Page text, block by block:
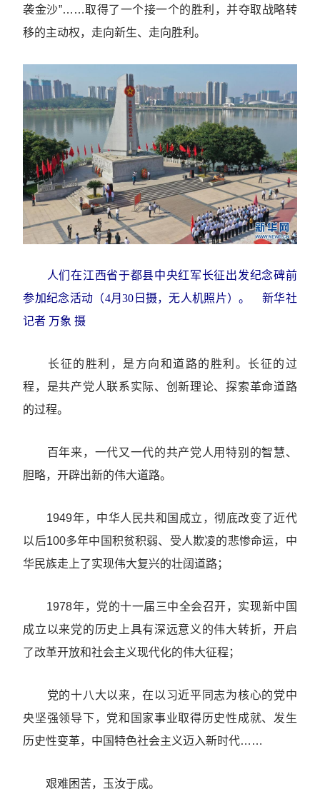
袭金沙”……取得了一个接一个的胜利，并夺取战略转
移的主动权，走向新生、走向胜利。
人们在江西省于都县中央红军长征出发纪念碑前
参加纪念活动（4月30日摄，无人机照片）。 新华社
记者 万象 摄
长征的胜利，是方向和道路的胜利。长征的过
程，是共产党人联系实际、创新理论、探索革命道路
的过程。
百年来，一代又一代的共产党人用特别的智慧、
胆略，开辟出新的伟大道路。
1949年，中华人民共和国成立，彻底改变了近代
以后100多年中国积贫积弱、受人欺凌的悲惨命运，中
华民族走上了实现伟大复兴的壮阔道路；
1978年，党的十一届三中全会召开，实现新中国
成立以来党的历史上具有深远意义的伟大转折，开启
了改革开放和社会主义现代化的伟大征程；
党的十八大以来，在以习近平同志为核心的党中
央坚强领导下，党和国家事业取得历史性成就、发生
历史性变革，中国特色社会主义迈入新时代……
艰难困苦，玉汝于成。